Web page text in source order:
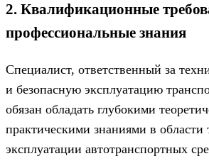
2. Квалификационные
профессиональные знания
Специалист, ответственный за
и безопасную эксплуатацию
обязан обладать глубокими
практическими знаниями в области
эксплуатации автотранспортных